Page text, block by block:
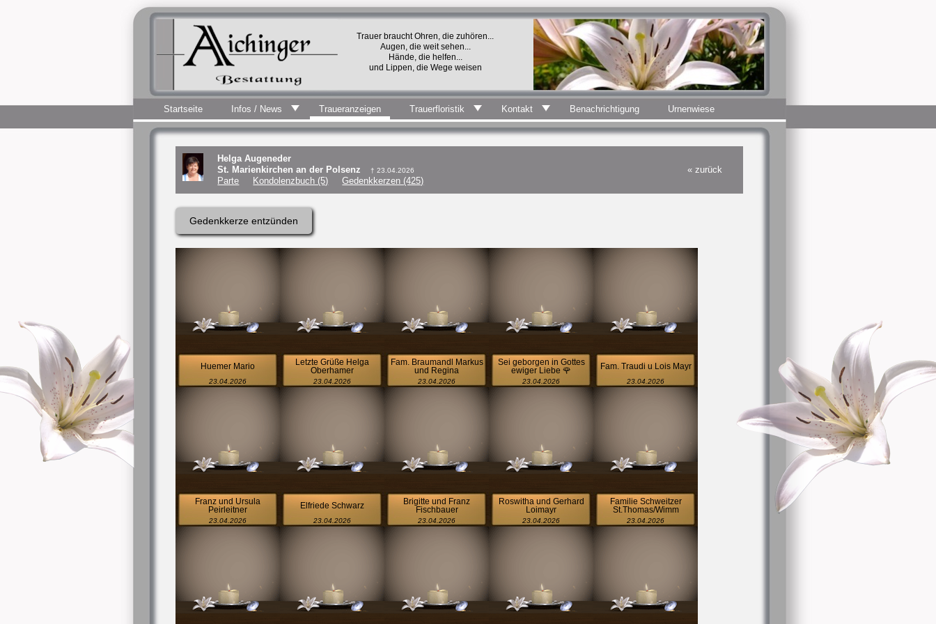
Startseite Infos / News Traueranzeigen Trauerfloristik Kontakt Benachrichtigung Urnenwiese
Helga Augeneder
St. Marienkirchen an der Polsenz
† 23.04.2026
« zurück
Parte
Kondolenzbuch (5) Gedenkkerzen (425)
Gedenkkerze entzünden
Huemer Mario
23.04.2026
Letzte Grüße Helga
Oberhamer
23.04.2026
Fam. Braumandl Markus
und Regina
23.04.2026
Sei geborgen in Gottes
ewiger Liebe 🌹
23.04.2026
Fam. Traudi u Lois Mayr
23.04.2026
Franz und Ursula
Peirleitner
23.04.2026
Elfriede Schwarz
23.04.2026
Brigitte und Franz
Fischbauer
23.04.2026
Roswitha und Gerhard
Loimayr
23.04.2026
Familie Schweitzer
St.Thomas/Wimm
23.04.2026
Trauer braucht Ohren, die zuhören...
Augen, die weit sehen...
Hände, die helfen...
und Lippen, die Wege weisen